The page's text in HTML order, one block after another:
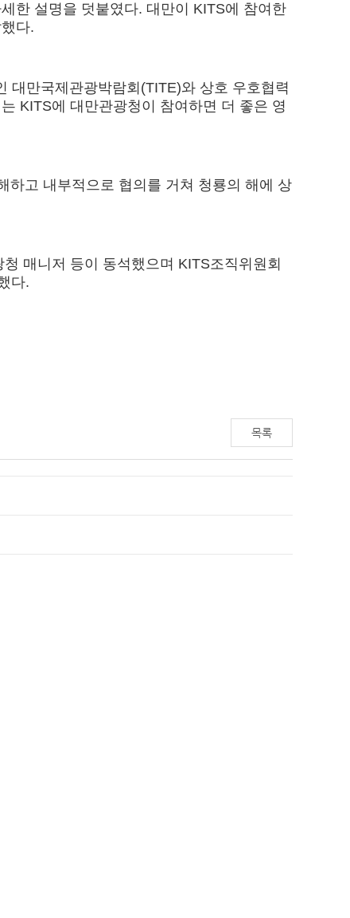
한 설명을 덧붙였다. 대만이 KITS에 참여한
다.
대만국제관광박람회(TITE)와 상호 우호협력
KITS에 대만관광청이 참여하면 더 좋은 영
하고 내부적으로 협의를 거쳐 청룡의 해에 상
매니저 등이 동석했으며 KITS조직위원회
다.
목록